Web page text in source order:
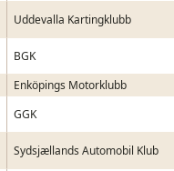
Uddevalla Kartingklubb
BGK
Enköpings Motorklubb
GGK
Sydsjællands Automobil Klub